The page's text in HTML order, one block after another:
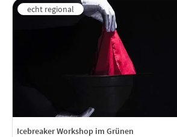
Icebreaker Workshop im Grünen